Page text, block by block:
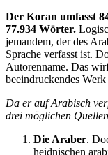
Der Koran umfasst
77.934 Wörter.
jemandem, der des
Sprache verfasst ist.
Autorenname. Das
beeindruckendes
Da er auf Arabisch
drei möglichen
Die Araber.
heidnischen